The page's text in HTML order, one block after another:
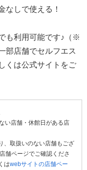
なしで使える！
も利用可能です♪（※
部店舗でセルフエス
くは公式サイトをご
い店舗・休館日がある店
、取扱いのない店舗もござ
舗ページでご確認くださ
はwebサイトの店舗ペー